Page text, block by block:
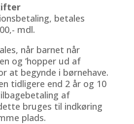
betales
mdl.
når barnet når
og ‘hopper ud af
at begynde i børnehave.
tidligere end 2 år og 10
af
bruges til indkøring
plads.